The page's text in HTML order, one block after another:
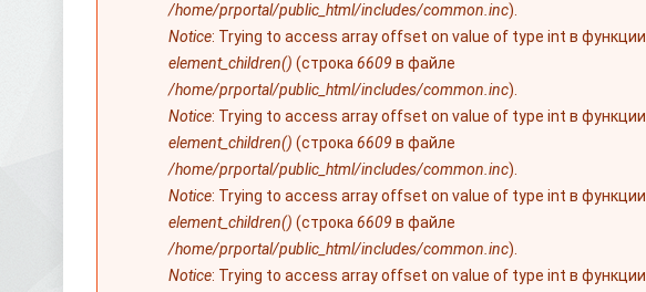
/home/prportal/public_html/includes/common.inc).
Notice: Trying to access array offset on value of type int в функции
element_children() (строка 6609 в файле
/home/prportal/public_html/includes/common.inc).
Notice: Trying to access array offset on value of type int в функции
element_children() (строка 6609 в файле
/home/prportal/public_html/includes/common.inc).
Notice: Trying to access array offset on value of type int в функции
element_children() (строка 6609 в файле
/home/prportal/public_html/includes/common.inc).
Notice: Trying to access array offset on value of type int в функции